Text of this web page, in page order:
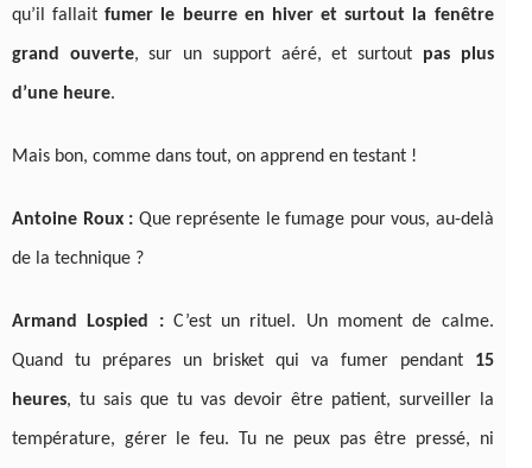
qu’il fallaitfumer le beurre en hiver et surtout la fenêtre
grand ouverte, sur un support aéré, et surtout pas plus
d’une heure.
Mais bon, comme dans tout, on apprend en testant !
Antoine Roux : Que représente le fumage pour vous, au-delà
de la technique ?
Armand Lospied :C’est un rituel. Un moment de calme.
Quand tu prépares un brisket qui va fumer pendant 15
heures, tu sais que tu vas devoir être patient, surveiller la
température, gérer le feu. Tu ne peux pas être pressé, ni